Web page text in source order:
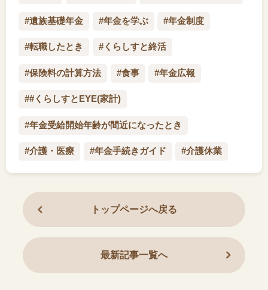
#遺族基礎年金 #年金を学ぶ #年金制度
#転職したとき #くらしすと終活
#保険料の計算方法 #食事 #年金広報
##くらしすとEYE(家計)
#年金受給開始年齢が間近になったとき
#介護・医療 #年金手続きガイド #介護休業
トップページへ戻る
最新記事一覧へ